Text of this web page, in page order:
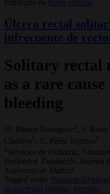
Publicado en
Notas clínicas
Úlcera rectal
infrecuente de
Solitary rectal
as a rare
bleeding
M. Blanco Rodríguez 1 , S. Rado
Córdova
, G. Pérez Tejerizo 3
1 Servicios de Pediatría, 2
Pediátrica. Fundación Jiménez
Autónoma de Madrid
Tagged under
Volumen 69
úlcera rectal solitaria, tenesmo